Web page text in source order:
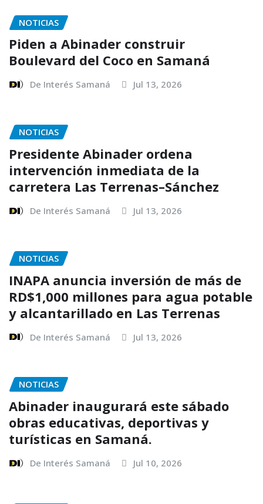
NOTICIAS
Piden a Abinader construir
Boulevard del Coco en Samaná
De Interés Samaná Jul 13, 2026
NOTICIAS
Presidente Abinader ordena
intervención inmediata de la
carretera Las Terrenas–Sánchez
De Interés Samaná Jul 13, 2026
NOTICIAS
INAPA anuncia inversión de más de
RD$1,000 millones para agua potable
y alcantarillado en Las Terrenas
De Interés Samaná Jul 13, 2026
NOTICIAS
Abinader inaugurará este sábado
obras educativas, deportivas y
turísticas en Samaná.
De Interés Samaná Jul 10, 2026